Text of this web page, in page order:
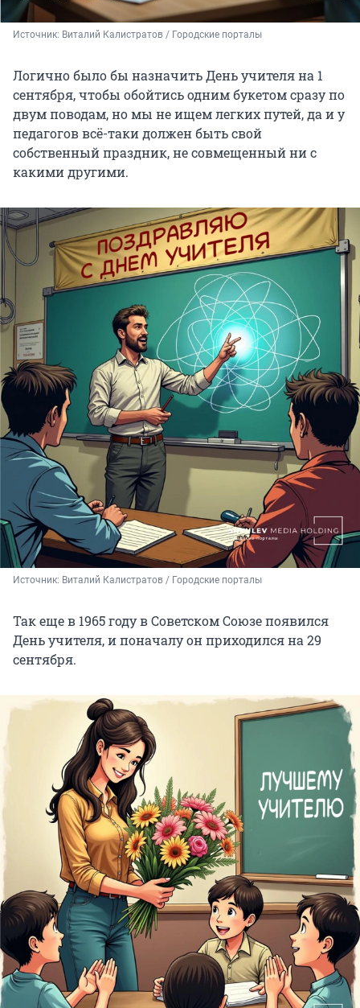
Источник: Виталий Калистратов / Городские порталы
Логично было бы назначить День учителя на 1
сентября, чтобы обойтись одним букетом сразу по
двум поводам, но мы не ищем легких путей, да и у
педагогов всё-таки должен быть свой
собственный праздник, не совмещенный ни с
какими другими.
Источник: Виталий Калистратов / Городские порталы
Так еще в 1965 году в Советском Союзе появился
День учителя, и поначалу он приходился на 29
сентября.